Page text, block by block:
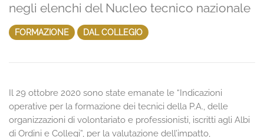
negli elenchi del Nucleo tecnico nazionale
FORMAZIONE DAL COLLEGIO
Il 29 ottobre 2020 sono state emanate le “Indicazioni
operative per la formazione dei tecnici della P.A., delle
organizzazioni di volontariato e professionisti, iscritti agli Albi
di Ordini e Collegi”, per la valutazione dell’impatto,